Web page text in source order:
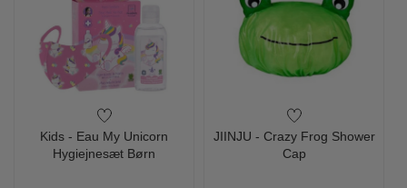
Kids - Eau My Unicorn
Hygiejnesæt Børn
JIINJU - Crazy Frog Shower
Cap